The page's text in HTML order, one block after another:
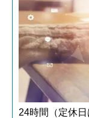
24時間（定休